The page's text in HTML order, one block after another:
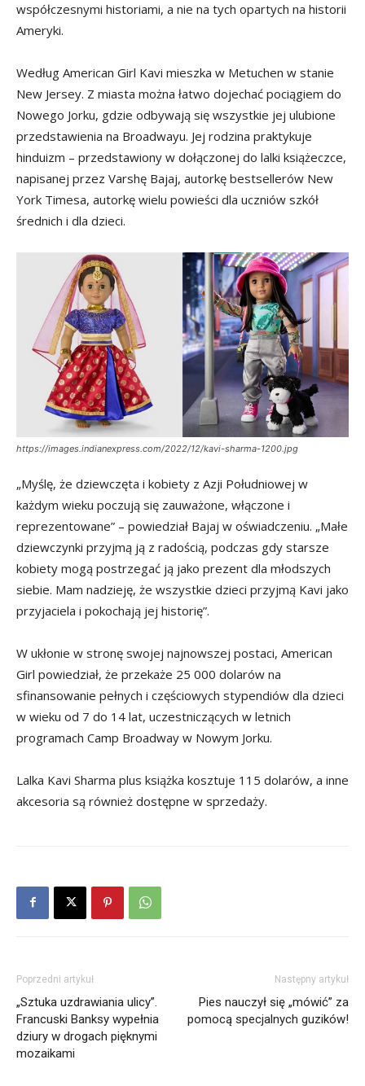
współczesnymi historiami, a nie na tych opartych na historii
Ameryki.
Według American Girl Kavi mieszka w Metuchen w stanie
New Jersey. Z miasta można łatwo dojechać pociągiem do
Nowego Jorku, gdzie odbywają się wszystkie jej ulubione
przedstawienia na Broadwayu. Jej rodzina praktykuje
hinduizm – przedstawiony w dołączonej do lalki książeczce,
napisanej przez Varshę Bajaj, autorkę bestsellerów New
York Timesa, autorkę wielu powieści dla uczniów szkół
średnich i dla dzieci.
https://images.indianexpress.com/2022/12/kavi-sharma-1200.jpg
„Myślę, że dziewczęta i kobiety z Azji Południowej w
każdym wieku poczują się zauważone, włączone i
reprezentowane” – powiedział Bajaj w oświadczeniu. „Małe
dziewczynki przyjmą ją z radością, podczas gdy starsze
kobiety mogą postrzegać ją jako prezent dla młodszych
siebie. Mam nadzieję, że wszystkie dzieci przyjmą Kavi jako
przyjaciela i pokochają jej historię”.
W ukłonie w stronę swojej najnowszej postaci, American
Girl powiedział, że przekaże 25 000 dolarów na
sfinansowanie pełnych i częściowych stypendiów dla dzieci
w wieku od 7 do 14 lat, uczestniczących w letnich
programach Camp Broadway w Nowym Jorku.
Lalka Kavi Sharma plus książka kosztuje 115 dolarów, a inne
akcesoria są również dostępne w sprzedaży.
Poprzedni artykuł
„Sztuka uzdrawiania ulicy”.
Francuski Banksy wypełnia
dziury w drogach pięknymi
mozaikami
Następny artykuł
Pies nauczył się „mówić” za
pomocą specjalnych guzików!